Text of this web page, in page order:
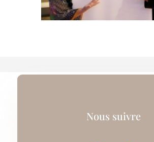
Nous suivre